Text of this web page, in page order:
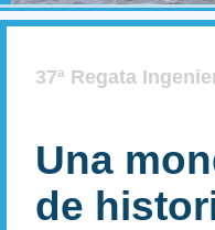
37ª Regata
Una
de